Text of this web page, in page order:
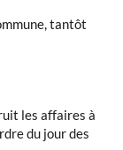
tantôt
les affaires à
du jour des